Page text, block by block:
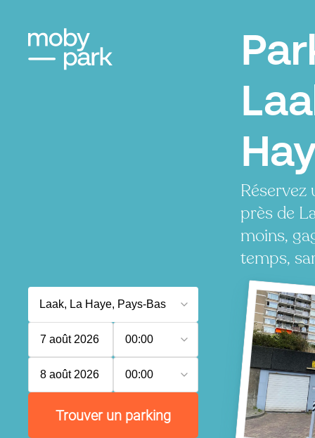
Réservez
près de
moins,
temps,
7 août 2026 00:00
8 août 2026 00:00
Trouver un parking